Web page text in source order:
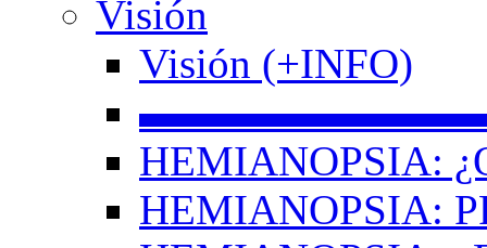
Visión
Visión (+INFO)
HEMIANOPSIA:
HEMIANOPSIA: